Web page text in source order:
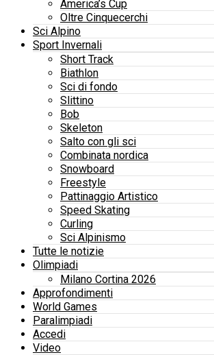
America’s Cup
Oltre Cinquecerchi
Sci Alpino
Sport Invernali
Short Track
Biathlon
Sci di fondo
Slittino
Bob
Skeleton
Salto con gli sci
Combinata nordica
Snowboard
Freestyle
Pattinaggio Artistico
Speed Skating
Curling
Sci Alpinismo
Tutte le notizie
Olimpiadi
Milano Cortina 2026
Approfondimenti
World Games
Paralimpiadi
Accedi
Video